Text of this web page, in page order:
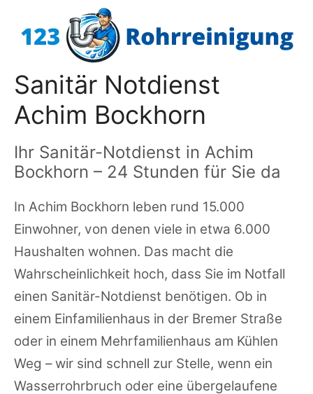
Inhalt
Sanitär Notdienst
Achim Bockhorn
Ihr Sanitär-Notdienst in Achim
Bockhorn – 24 Stunden für Sie da
In Achim Bockhorn leben rund 15.000
Einwohner, von denen viele in etwa 6.000
Haushalten wohnen. Das macht die
Wahrscheinlichkeit hoch, dass Sie im Notfall
einen Sanitär-Notdienst benötigen. Ob in
einem Einfamilienhaus in der Bremer Straße
oder in einem Mehrfamilienhaus am Kühlen
Weg – wir sind schnell zur Stelle, wenn ein
Wasserrohrbruch oder eine übergelaufene